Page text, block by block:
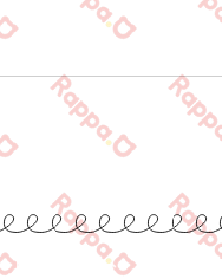
Links